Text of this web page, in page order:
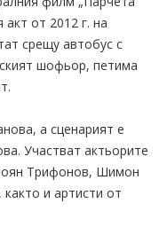
от 2012 г. на
срещу автобус с
шофьор, петима
а сценарият е
Участват актьорите
Трифонов, Шимон
и артисти от